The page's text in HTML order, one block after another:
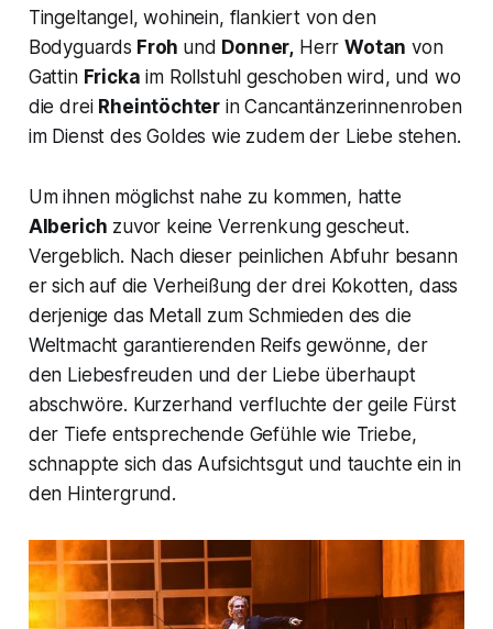
Tingeltangel, wohinein, flankiert von den
Bodyguards Froh und Donner, HerrWotan von
Gattin Fricka im Rollstuhl geschoben wird, und wo
die drei Rheintöchter in Cancantänzerinnenroben
im Dienst des Goldes wie zudem der Liebe stehen.
Um ihnen möglichst nahe zu kommen, hatte
Alberich zuvor keine Verrenkung gescheut.
Vergeblich. Nach dieser peinlichen Abfuhr besann
er sich auf die Verheißung der drei Kokotten, dass
derjenige das Metall zum Schmieden des die
Weltmacht garantierenden Reifs gewönne, der
den Liebesfreuden und der Liebe überhaupt
abschwöre. Kurzerhand verfluchte der geile Fürst
der Tiefe entsprechende Gefühle wie Triebe,
schnappte sich das Aufsichtsgut und tauchte ein in
den Hintergrund.